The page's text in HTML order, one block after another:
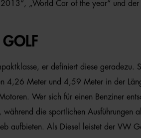
„World Car of the year“ und
er definiert diese geradezu.
4,26 Meter und 4,59 Meter in der
Wer sich für einen Benziner
die sportlichen Ausführungen
aufbieten. Als Diesel leistet der VW